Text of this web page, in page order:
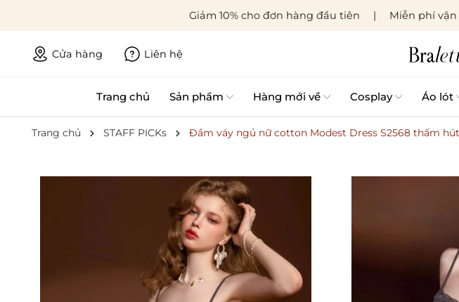
Giảm 10% cho đơn hàng đầu tiên Miễn phí
Cửa hàng Liên hệ
Trang chủ Sản phẩm Hàng mới về Cosplay Áo lót
Trang chủ STAFF PICKs Đầm váy ngủ nữ cotton Modest Dress S2568 thấm